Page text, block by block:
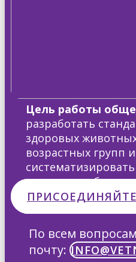
Цель работы
разработать
здоровых
возрастных групп и
клинически
По всем
почту: